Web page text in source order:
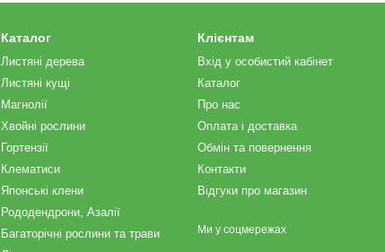
Каталог
Листяні дерева
Листяні кущі
Магнолії
Хвойні рослини
Гортензії
Клематиси
Японські клени
Рододендрони, Азалії
Багаторічні рослини та трави
Клієнтам
Вхід у особистий кабінет
Каталог
Про нас
Оплата і доставка
Обмін та повернення
Контакти
Відгуки про магазин
Ми у соцмережах